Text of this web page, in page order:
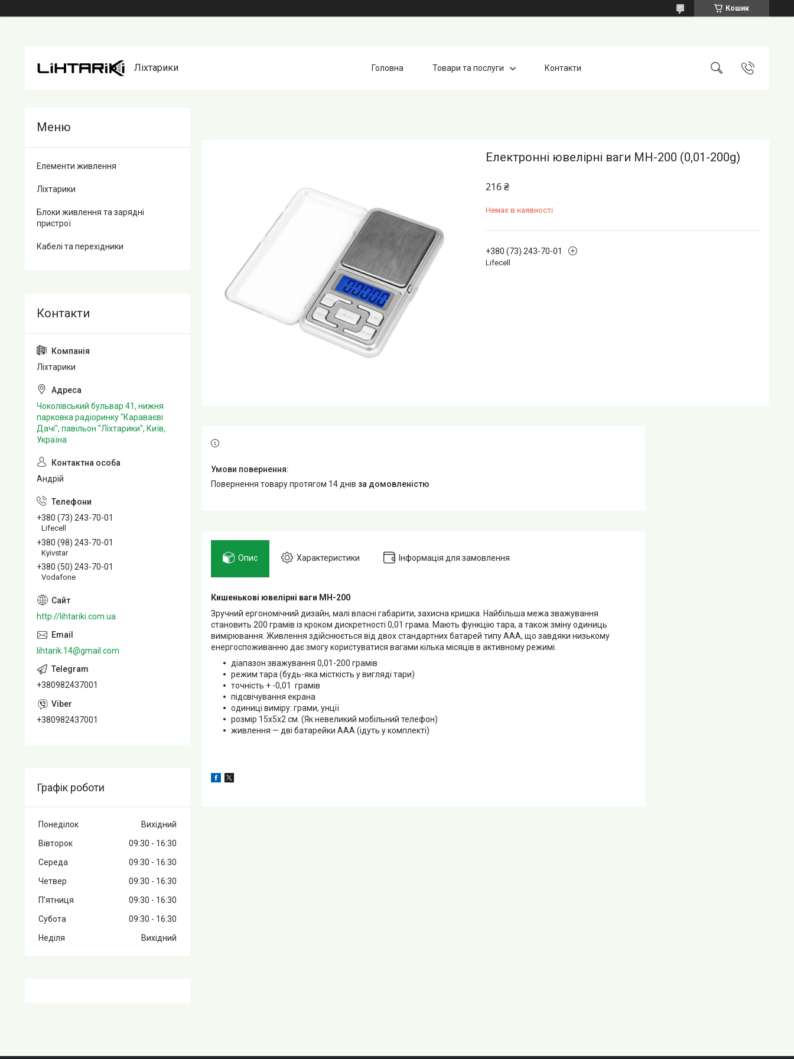
Кошик
Ліхтарики Головна Товари та послуги Контакти
Електронні ювелірні ваги MH-200 (0,01-200g)
216 ₴
Немає в наявності
+380 (73) 243-70-01
Lifecell
повернення товару протягом 14 днів за домовленістю
Опис Характеристики Інформація для замовлення
Кишенькові ювелірні ваги MH-200
Зручний ергономічний дизайн, малі власні габарити, захисна кришка. Найбільша межа зважування
становить 200 грамів із кроком дискретності 0,01 грама. Мають функцію тара, а також зміну одиниць
вимірювання. Живлення здійснюється від двох стандартних батарей типу ААА, що завдяки низькому
енергоспоживанню дає змогу користуватися вагами кілька місяців в активному режимі.
діапазон зважування 0,01-200 грамів
режим тара (будь-яка місткість у вигляді тари)
точність + -0,01 грамів
підсвічування екрана
одиниці виміру: грами, унції
розмір 15х5х2 см. (Як невеликий мобільний телефон)
живлення — дві батарейки ААА (ідуть у комплекті)
Елементи живлення
Ліхтарики
Блоки живлення та зарядні
пристрої
Кабелі та перехідники
Ліхтарики
Чоколівський бульвар 41, нижня
парковка радіоринку "Караваєві
Дачі", павільон "Ліхтарики", Київ,
Україна
Андрій
+380 (73) 243-70-01
Lifecell
+380 (98) 243-70-01
Kyivstar
+380 (50) 243-70-01
Vodafone
http://lihtariki.com.ua
lihtarik.14@gmail.com
+380982437001
+380982437001
Графік роботи
Понеділок
Вихідний
Вівторок
09:30
16:30
Середа
09:30
16:30
Четвер
09:30
16:30
Пʼятниця
09:30
16:30
Субота
09:30
16:30
Неділя
Вихідний